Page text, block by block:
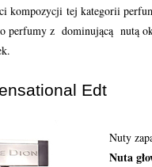
kompozycji tej kategorii
perfumy z dominującą nutą
Edt
Nuty
Nuta